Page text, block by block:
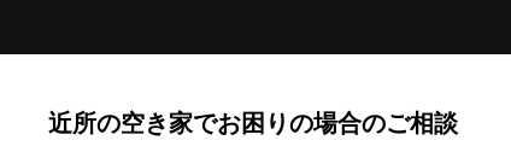
暮らしを10年にわたって続けていま
近所の空き家でお困りの場合のご相談